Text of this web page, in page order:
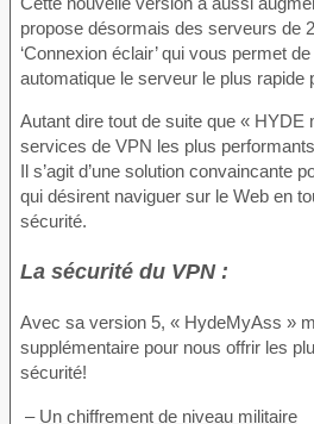
propose désormais des serveurs de
‘Connexion éclair’ qui vous permet
automatique le serveur le plus rapide
Autant dire tout de suite que « HYDE
services de VPN les plus
Il s’agit d’une solution convaincante
qui désirent naviguer sur le Web en
sécurité.
La sécurité du VPN :
Avec sa version 5, « HydeMyAss »
supplémentaire pour nous offrir les
sécurité!
– Un chiffrement de niveau militaire